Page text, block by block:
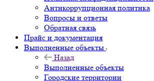
Антикоррупционная политика
Вопросы и ответы
Обратная связь
Прайс и документация
Выполненные объекты
Назад
Выполненные объекты
Городские территории